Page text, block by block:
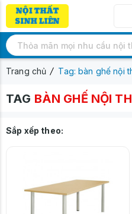
Trang chủ Tag: bàn ghế nội
TAG BÀN GHẾ NỘI
Sắp xếp theo: